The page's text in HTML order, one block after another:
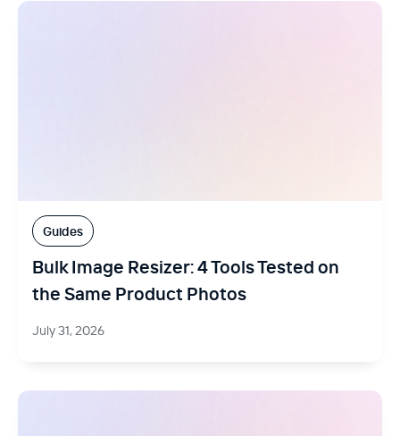
Guides
Bulk Image Resizer: 4 Tools Tested on
the Same Product Photos
July 31, 2026